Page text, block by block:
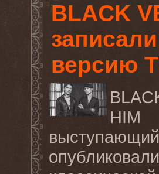
BLACK
версию
HIM
выступающий